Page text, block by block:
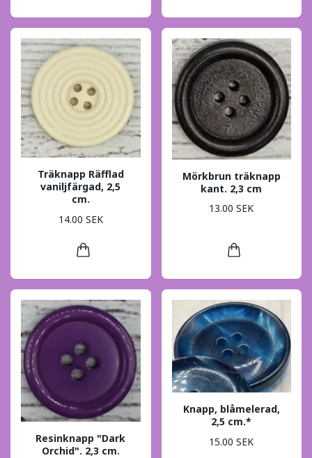
Träknapp Räfflad
vaniljfärgad, 2,5
cm.
14.00 SEK
Mörkbrun träknapp
kant. 2,3 cm
13.00 SEK
Resinknapp "Dark
Orchid". 2,3 cm.
Knapp, blåmelerad,
2,5 cm.*
15.00 SEK